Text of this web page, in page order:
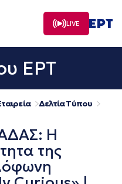
LIVE
ΕΡΤ
Δελτία Τύπου
Η
της